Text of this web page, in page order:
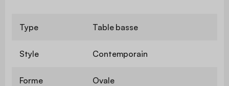
Type Table basse
Style Contemporain
Forme Ovale